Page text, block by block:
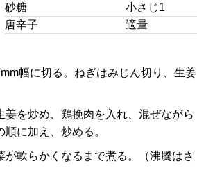
砂糖
小さじ1
唐辛子
適量
幅に切る。ねぎはみじん切り、生姜
を炒め、鶏挽肉を入れ、混ぜながら
に加え、炒める。
が軟らかくなるまで煮る。（沸騰はさ